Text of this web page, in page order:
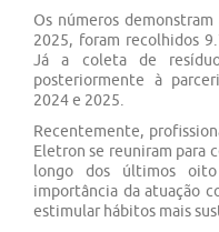
Os números
2025, foram recolhidos
Já a coleta de
posteriormente à
2024 e 2025.
Recentemente,
Eletron se reuniram para
longo dos últimos
importância da atuação
estimular hábitos mais